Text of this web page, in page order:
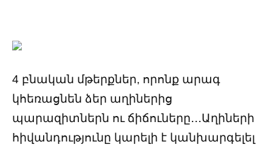
4 բնական մթերքներ, որոնք արագ
կհեռացնեն ձեր աղիներից
պարազիտներն ու ճիճուները․․․Աղիների
հիվանդությունը կարելի է կանխարգելել